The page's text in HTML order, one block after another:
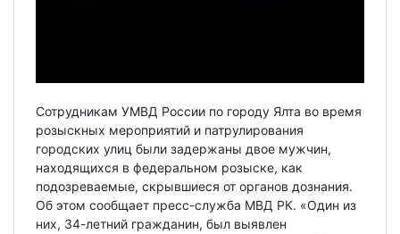
Сотрудникам УМВД России по городу Ялта во время
розыскных мероприятий и патрулирования
городских улиц были задержаны двое мужчин,
находящихся в федеральном розыске, как
подозреваемые, скрывшиеся от органов дознания.
Об этом сообщает пресс-служба МВД РК. «Один из
них, 34-летний гражданин, был выявлен